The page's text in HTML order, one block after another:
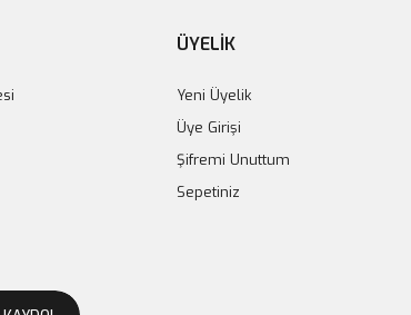
ÜYELİK
Yeni Üyelik
Üye Girişi
Şifremi Unuttum
Sepetiniz